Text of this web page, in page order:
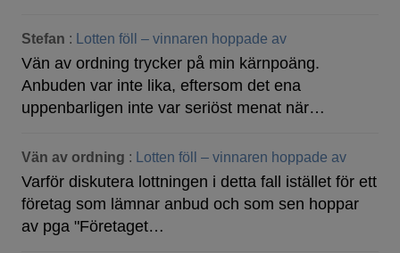
Stefan : Lotten föll – vinnaren hoppade av
Vän av ordning trycker på min kärnpoäng.
Anbuden var inte lika, eftersom det ena
uppenbarligen inte var seriöst menat när…
Vän av ordning : Lotten föll – vinnaren hoppade av
Varför diskutera lottningen i detta fall istället för ett
företag som lämnar anbud och som sen hoppar
av pga "Företaget…